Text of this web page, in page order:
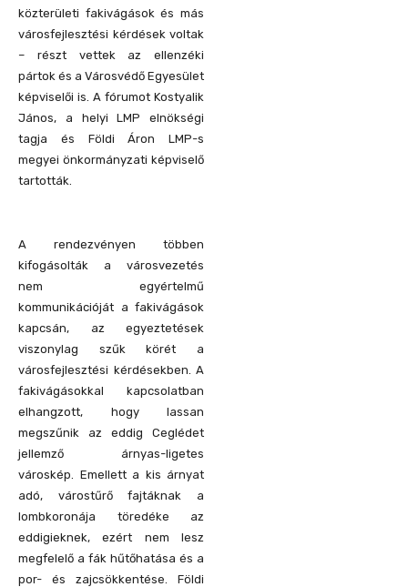
közterületi fakivágások és más
városfejlesztési kérdések voltak
– részt vettek az ellenzéki
pártok és a Városvédő Egyesület
képviselői is. A fórumot Kostyalik
János, a helyi LMP elnökségi
tagja és Földi Áron LMP-s
megyei önkormányzati képviselő
tartották.
A rendezvényen többen
kifogásolták a városvezetés
nem egyértelmű
kommunikációját a fakivágások
kapcsán, az egyeztetések
viszonylag szűk körét a
városfejlesztési kérdésekben. A
fakivágásokkal kapcsolatban
elhangzott, hogy lassan
megszűnik az eddig Ceglédet
jellemző árnyas-ligetes
városkép. Emellett a kis árnyat
adó, várostűrő fajtáknak a
lombkoronája töredéke az
eddigieknek, ezért nem lesz
megfelelő a fák hűtőhatása és a
por- és zajcsökkentése. Földi